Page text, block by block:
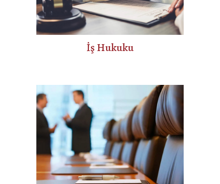
İş Hukuku